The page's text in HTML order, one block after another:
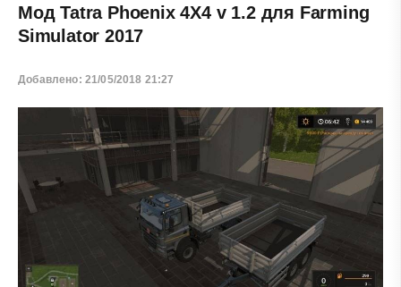
Мод Tatra Phoenix 4X4 v 1.2 для Farming
Simulator 2017
Добавлено: 21/05/2018 21:27